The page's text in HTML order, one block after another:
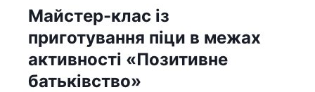
Майстер-клас із
приготування піци в межах
активності «Позитивне
батьківство»